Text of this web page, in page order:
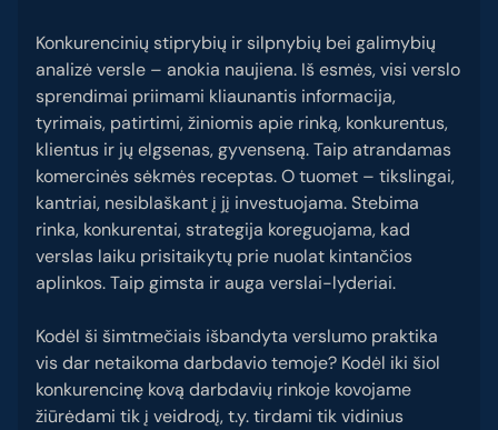
Konkurencinių stiprybių ir silpnybių bei galimybių
analizė versle – anokia naujiena. Iš esmės, visi verslo
sprendimai priimami kliaunantis informacija,
tyrimais, patirtimi, žiniomis apie rinką, konkurentus,
klientus ir jų elgsenas, gyvenseną. Taip atrandamas
komercinės sėkmės receptas. O tuomet – tikslingai,
kantriai, nesiblaškant į jį investuojama. Stebima
rinka, konkurentai, strategija koreguojama, kad
verslas laiku prisitaikytų prie nuolat kintančios
aplinkos. Taip gimsta ir auga verslai-lyderiai.
Kodėl ši šimtmečiais išbandyta verslumo praktika
vis dar netaikoma darbdavio temoje? Kodėl iki šiol
konkurencinę kovą darbdavių rinkoje kovojame
žiūrėdami tik į veidrodį, t.y. tirdami tik vidinius